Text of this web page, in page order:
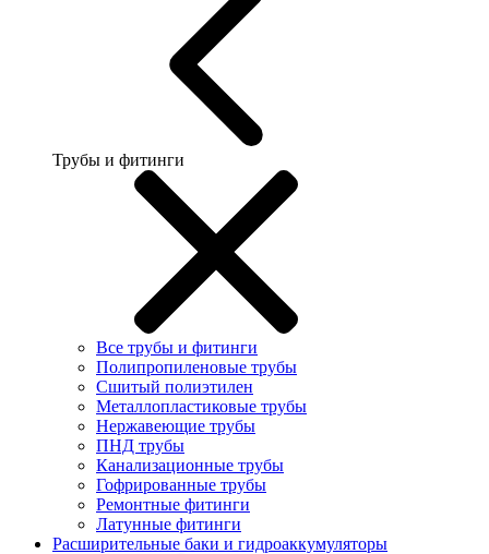
Трубы и фитинги
Все трубы и фитинги
Полипропиленовые трубы
Сшитый полиэтилен
Металлопластиковые трубы
Нержавеющие трубы
ПНД трубы
Канализационные трубы
Гофрированные трубы
Ремонтные фитинги
Латунные фитинги
Расширительные баки и гидроаккумуляторы